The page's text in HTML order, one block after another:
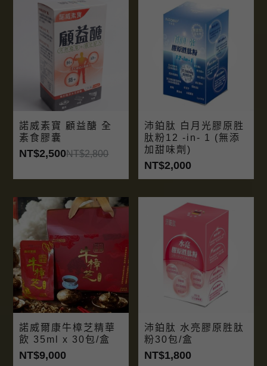
諾威素寶 顧益醣 全
素食膠囊
NT$2,500NT$2,800
沛鉑肽 白月光膠原胜
肽粉12 -in- 1 (無添
加甜味劑)
NT$2,000
諾威爾康牛樟芝精華
飲 35ml x 30包/盒
NT$9,000
沛鉑肽 水亮膠原胜肽
粉30包/盒
NT$1,800